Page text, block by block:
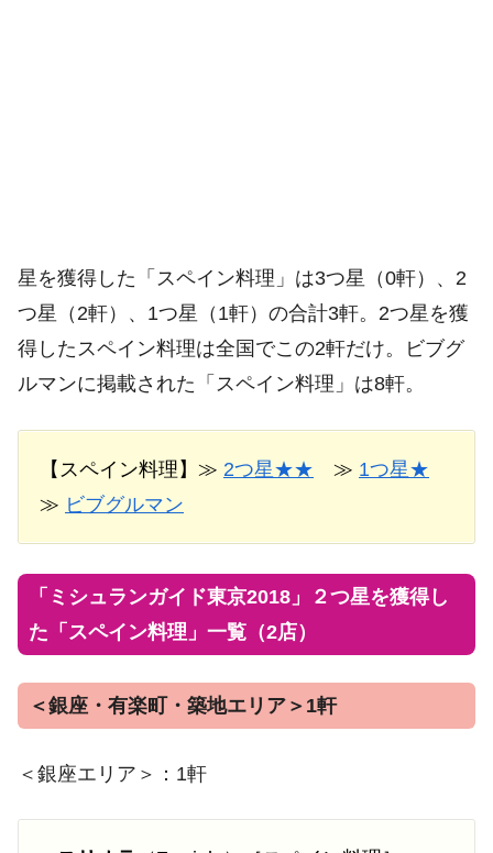
星を獲得した「スペイン料理」は3つ星（0軒）、2
つ星（2軒）、1つ星（1軒）の合計3軒。2つ星を獲
得したスペイン料理は全国でこの2軒だけ。ビブグ
ルマンに掲載された「スペイン料理」は8軒。
【スペイン料理】≫ 2つ星★★ ≫ 1つ星★
≫ ビブグルマン
「ミシュランガイド東京2018」２つ星を獲得し
た「スペイン料理」一覧（2店）
＜銀座・有楽町・築地エリア＞1軒
＜銀座エリア＞：1軒